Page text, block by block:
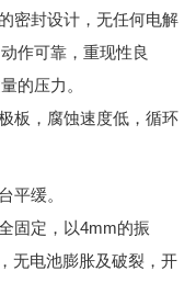
密封设计，无任何电解
作可靠，重现性良
的压力。
板，腐蚀速度低，循环
平缓。
固定，以4mm的振
无电池膨胀及破裂，开